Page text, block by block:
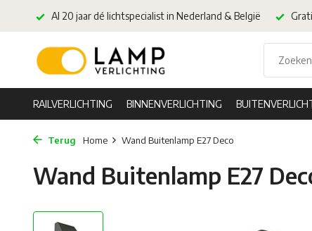
Al 20 jaar dé lichtspecialist in Nederland & België
RAILVERLICHTING BINNENVERLICHTING
Terug Home Wand Buitenlamp E27 Deco
Wand Buitenlamp E27